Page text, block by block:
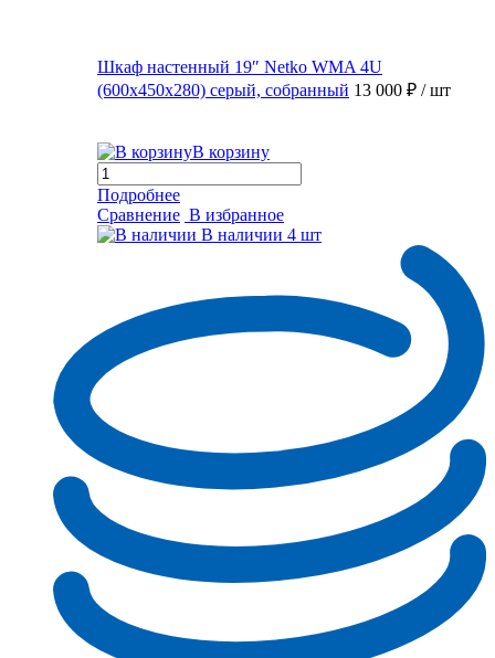
Шкаф настенный 19″ Netko WMA 4U
(600x450x280) серый, собранный 13 000 ₽ / шт
В корзину
Подробнее
Сравнение В избранное
В наличии 4 шт